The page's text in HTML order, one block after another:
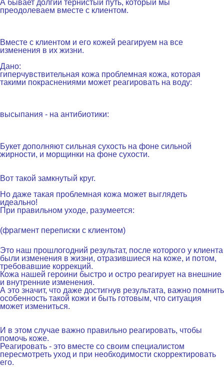
А бывает долгий тернистый путь, который мы
преодолеваем вместе с клиентом.
Вместе с клиентом и его кожей реагируем на все
изменения в их жизни.
Дано:
гиперчувствительная кожа проблемная кожа, которая
такими покраснениями может реагировать на воду:
высыпания - на антибиотики:
Букет дополняют сильная сухость на фоне сильной
жирности, и морщинки на фоне сухости.
Вот такой замкнутый круг.
Но даже такая проблемная кожа может выглядеть
идеально!
При правильном уходе, разумеется:
(фрагмент переписки с клиентом)
Это наш прошлогодний результат, после которого у клиента
были изменения в жизни, отразившиеся на коже, и потом,
требовавшие коррекций.
Кожа нашей героини быстро и остро реагирует на внешние
и внутренние изменения.
А это значит, что даже достигнув результата, важно помнить
особенность такой кожи и быть готовым, что ситуация
может измениться.
И в этом случае важно правильно реагировать, чтобы
помочь коже.
Реагировать - это вместе со своим специалистом
пересмотреть уход и при необходимости скорректировать
его.